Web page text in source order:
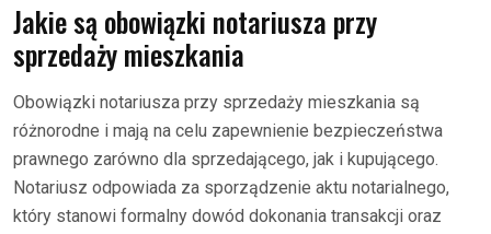
Jakie są obowiązki notariusza przy
sprzedaży mieszkania
Obowiązki notariusza przy sprzedaży mieszkania są
różnorodne i mają na celu zapewnienie bezpieczeństwa
prawnego zarówno dla sprzedającego, jak i kupującego.
Notariusz odpowiada za sporządzenie aktu notarialnego,
który stanowi formalny dowód dokonania transakcji oraz